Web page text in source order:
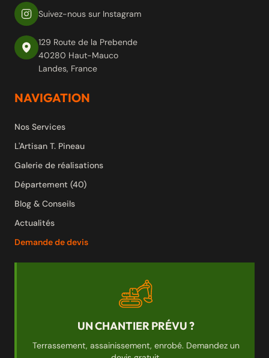
Suivez-nous sur Instagram
129 Route de la Prebende
40280 Haut-Mauco
Landes, France
NAVIGATION
Nos Services
L'Artisan T. Pineau
Galerie de réalisations
Département (40)
Blog & Conseils
Actualités
Demande de devis
UN CHANTIER PRÉVU ?
Terrassement, assainissement, enrobé. Demandez un